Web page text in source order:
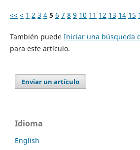
<< < 1 2 3 4 5 6 7 8 9 10 11 12 13 14 15
También puede Iniciar una búsqueda
para este artículo.
Enviar un artículo
Idioma
English